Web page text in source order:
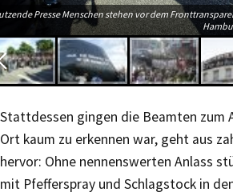
Presse Menschen stehen vor dem
Stattdessen gingen die Beamten zum
Ort kaum zu erkennen war, geht aus
hervor: Ohne nennenswerten Anlass
mit Pfefferspray und Schlagstock in